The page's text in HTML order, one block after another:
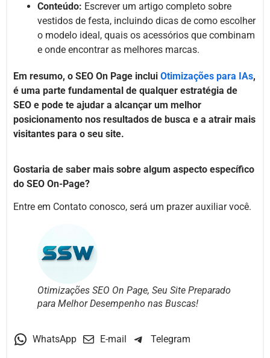
Conteúdo: Escrever um artigo completo sobre
vestidos de festa, incluindo dicas de como escolher
o modelo ideal, quais os acessórios que combinam
e onde encontrar as melhores marcas.
Em resumo, o SEO On Page inclui Otimizações para IAs,
é uma parte fundamental de qualquer estratégia de
SEO e pode te ajudar a alcançar um melhor
posicionamento nos resultados de busca e a atrair mais
visitantes para o seu site.
Gostaria de saber mais sobre algum aspecto específico
do SEO On-Page?
Entre em Contato conosco, será um prazer auxiliar você.
Otimizações SEO On Page, Seu Site Preparado
para Melhor Desempenho nas Buscas!
WhatsApp E-mail Telegram